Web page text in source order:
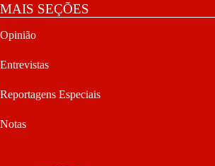
MAIS SEÇÕES
Opinião
Entrevistas
Reportagens Especiais
Notas